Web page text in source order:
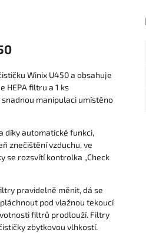
Winix U450 a obsahuje
HEPA filtru a 1 ks
manipulaci umístěno
díky automatické funkci,
znečištění vzduchu, ve
se rozsvítí kontrolka „Check
pravidelně měnit, dá se
pod vlažnou tekoucí
filtrů prodlouží. Filtry
zbytkovou vlhkostí.